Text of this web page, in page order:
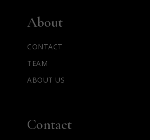
About
CONTACT
TEAM
ABOUT US
Contact